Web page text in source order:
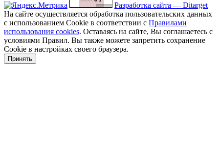
Разработка сайта — Ditarget
На сайте осуществляется обработка пользовательских данных
с использованием Cookie в соответствии с Правилами
использования cookies. Оставаясь на сайте, Вы соглашаетесь с
условиями Правил. Вы также можете запретить сохранение
Cookie в настройках своего браузера.
Принять